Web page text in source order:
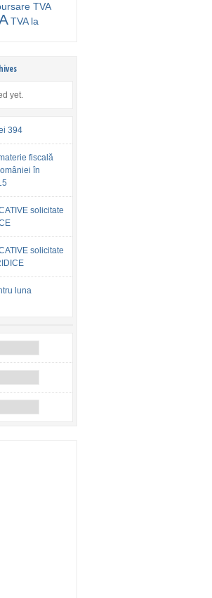
TVA
TVA la
yet.
394
fiscală
în
solicitate
solicitate
luna